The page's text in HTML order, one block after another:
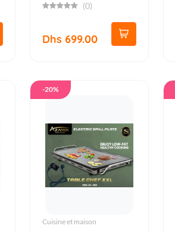
(0)
Dhs 699.00
-20%
Cuisine et maison